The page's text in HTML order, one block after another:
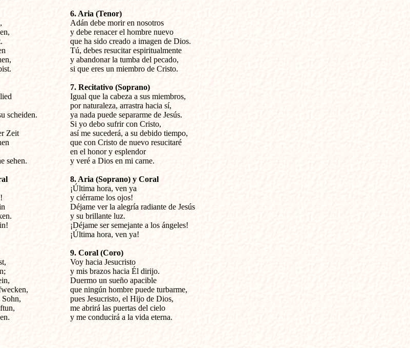
scheiden.
Zeit
sehen.
Sohn,
6. Aria (Tenor)
Adán debe morir en nosotros
y debe renacer el hombre nuevo
que ha sido creado a imagen de Dios.
Tú, debes resucitar espiritualmente
y abandonar la tumba del pecado,
si que eres un miembro de Cristo.
7. Recitativo (Soprano)
Igual que la cabeza a sus miembros,
por naturaleza, arrastra hacia sí,
ya nada puede separarme de Jesús.
Si yo debo sufrir con Cristo,
así me sucederá, a su debido tiempo,
que con Cristo de nuevo resucitaré
en el honor y esplendor
y veré a Dios en mi carne.
8. Aria (Soprano) y Coral
¡Última hora, ven ya
y ciérrame los ojos!
Déjame ver la alegría radiante de Jesús
y su brillante luz.
¡Déjame ser semejante a los ángeles!
¡Última hora, ven ya!
9. Coral (Coro)
Voy hacia Jesucristo
y mis brazos hacia Él dirijo.
Duermo un sueño apacible
que ningún hombre puede turbarme,
pues Jesucristo, el Hijo de Dios,
me abrirá las puertas del cielo
y me conducirá a la vida eterna.